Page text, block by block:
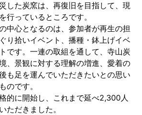
した炭窯は、再復旧を目指して、現
行っているところです。
中心となるのは、参加者が再生の担
り拾いイベント、播種・鉢上げイベ
です。一連の取組を通して、寺山炭
、景観に対する理解の増進、愛着の
も足を運んでいただきたいとの思い
のです。
的に開始し、これまで延べ2,300人
ただきました。